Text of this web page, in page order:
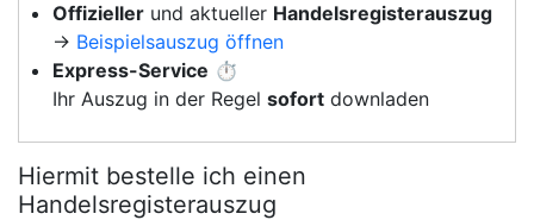
Offizieller und aktueller Handelsregisterauszug
→ Beispielsauszug öffnen
Express-Service ⏱️
Ihr Auszug in der Regel sofort downladen
Hiermit bestelle ich einen
Handelsregisterauszug